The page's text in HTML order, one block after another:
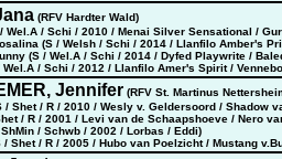
(RFV Hardter Wald)
Wel.A / Schi / 2010 / Menai Silver Sensational /
(S / Welsh / Schi / 2014 / Llanfilo Amber's
(S / Wel.A / Schi / 2014 / Dyfed Playwrite /
Wel.A / Schi / 2012 / Llanfilo Amer's Spirit /
Jennifer (RFV St. Martinus
/ Shet / R / 2010 / Wesly v. Geldersoord / Shadow
/ R / 2001 / Levi van de Schaapshoeve / Nero
ShMin / Schwb / 2002 / Lorbas / Eddi)
/ Shet / R / 2005 / Hubo van Poelzicht / Mustang